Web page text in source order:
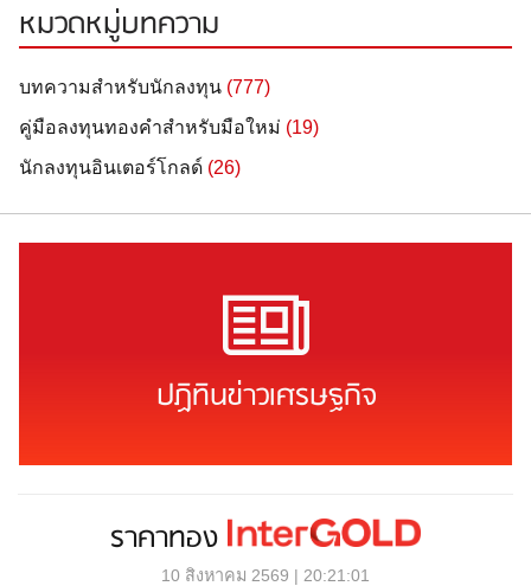
หมวดหมู่บทความ
บทความสำหรับนักลงทุน (777)
คู่มือลงทุนทองคำสำหรับมือใหม่ (19)
นักลงทุนอินเตอร์โกลด์ (26)
ปฏิทินข่าวเศรษฐกิจ
ราคาทอง
10 สิงหาคม 2569 | 20:21:01